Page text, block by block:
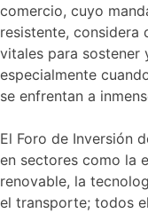
comercio, cuyo
resistente, considera
vitales para sostener
especialmente
se enfrentan a
El Foro de Inversión
en sectores como la
renovable, la
el transporte; todos